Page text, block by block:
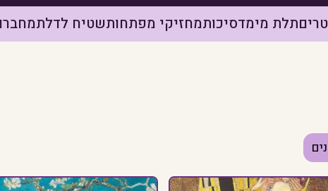
תלת מימדסיכותמחזיקי מפתחותשטיח לדלת